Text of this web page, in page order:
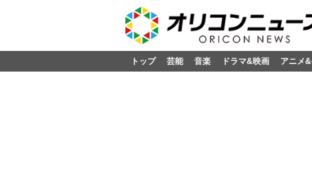
トップ 芸能 音楽 ドラマ&映画 アニメ